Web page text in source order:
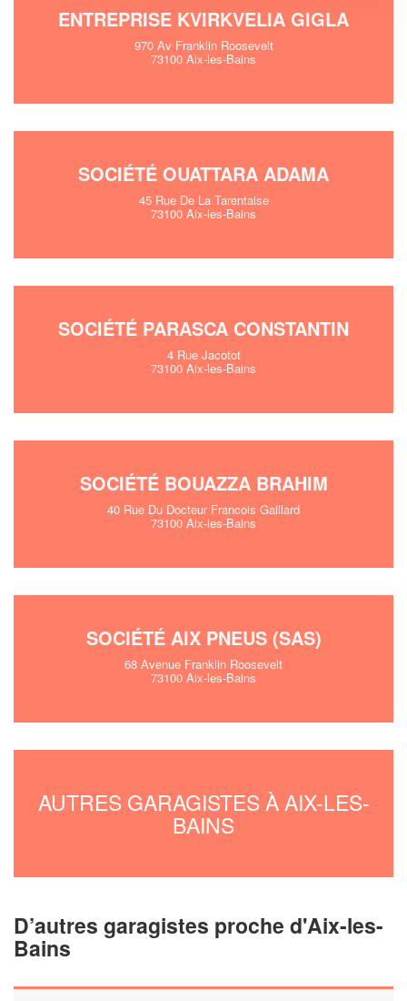
ENTREPRISE KVIRKVELIA GIGLA
970 Av Franklin Roosevelt
73100 Aix-les-Bains
SOCIÉTÉ OUATTARA ADAMA
45 Rue De La Tarentaise
73100 Aix-les-Bains
SOCIÉTÉ PARASCA CONSTANTIN
4 Rue Jacotot
73100 Aix-les-Bains
SOCIÉTÉ BOUAZZA BRAHIM
40 Rue Du Docteur Francois Gaillard
73100 Aix-les-Bains
SOCIÉTÉ AIX PNEUS (SAS)
68 Avenue Franklin Roosevelt
73100 Aix-les-Bains
AUTRES GARAGISTES À AIX-LES-
BAINS
D’autres garagistes proche d'Aix-les-
Bains